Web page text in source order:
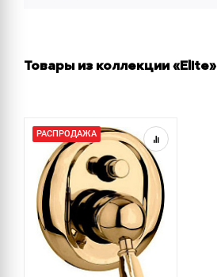
Товары из коллекции «Elite»
РАСПРОДАЖА